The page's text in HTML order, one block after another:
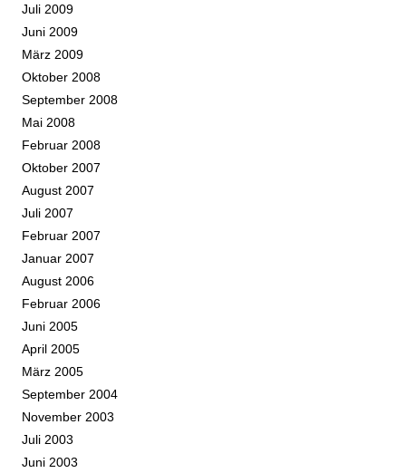
Juli 2009
Juni 2009
März 2009
Oktober 2008
September 2008
Mai 2008
Februar 2008
Oktober 2007
August 2007
Juli 2007
Februar 2007
Januar 2007
August 2006
Februar 2006
Juni 2005
April 2005
März 2005
September 2004
November 2003
Juli 2003
Juni 2003